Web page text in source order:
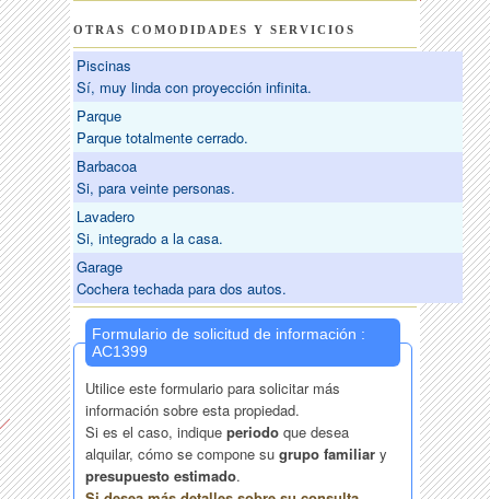
OTRAS COMODIDADES Y SERVICIOS
Piscinas
Sí, muy linda con proyección infinita.
Parque
Parque totalmente cerrado.
Barbacoa
Si, para veinte personas.
Lavadero
Si, integrado a la casa.
Garage
Cochera techada para dos autos.